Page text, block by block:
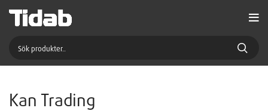
Kan Trading